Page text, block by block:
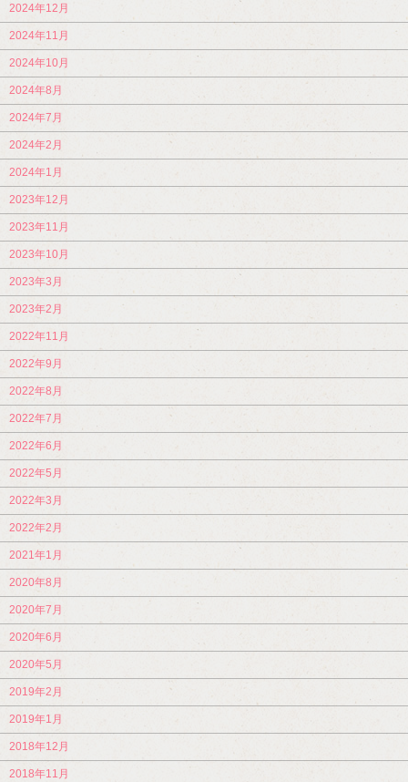
2024年12月
2024年11月
2024年10月
2024年8月
2024年7月
2024年2月
2024年1月
2023年12月
2023年11月
2023年10月
2023年3月
2023年2月
2022年11月
2022年9月
2022年8月
2022年7月
2022年6月
2022年5月
2022年3月
2022年2月
2021年1月
2020年8月
2020年7月
2020年6月
2020年5月
2019年2月
2019年1月
2018年12月
2018年11月